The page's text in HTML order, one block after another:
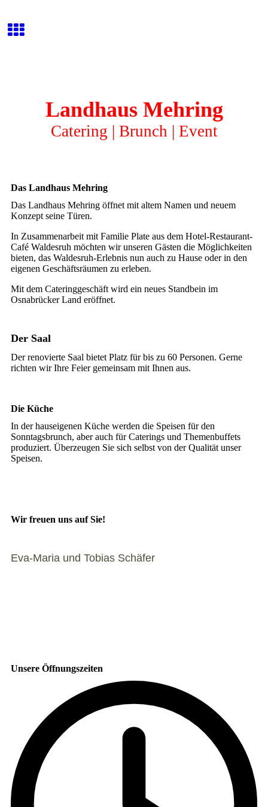
Landhaus Mehring
Catering | Brunch | Event
Das Landhaus Mehring
Das Landhaus Mehring öffnet mit altem Namen und neuem
Konzept seine Türen.
In Zusammenarbeit mit Familie Plate aus dem Hotel-Restaurant-
Café Waldesruh möchten wir unseren Gästen die Möglichkeiten
bieten, das Waldesruh-Erlebnis nun auch zu Hause oder in den
eigenen Geschäftsräumen zu erleben.
Mit dem Cateringgeschäft wird ein neues Standbein im
Osnabrücker Land eröffnet.
Der Saal
Der renovierte Saal bietet Platz für bis zu 60 Personen. Gerne
richten wir Ihre Feier gemeinsam mit Ihnen aus.
Die Küche
In der hauseigenen Küche werden die Speisen für den
Sonntagsbrunch, aber auch für Caterings und Themenbuffets
produziert. Überzeugen Sie sich selbst von der Qualität unser
Speisen.
Wir freuen uns auf Sie!
Eva-Maria und Tobias Schäfer
Unsere Öffnungszeiten